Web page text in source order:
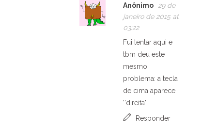
Anônimo
29 de
janeiro de 2015 at
03:22
Fui tentar aqui e
tbm deu este
mesmo
problema: a tecla
de cima aparece
''direita''.
Responder